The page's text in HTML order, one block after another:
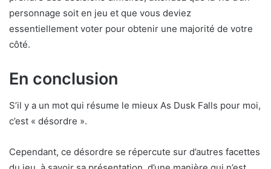
personnage soit en jeu et que vous deviez
essentiellement voter pour obtenir une majorité de votre
côté.
En conclusion
S’il y a un mot qui résume le mieux As Dusk Falls pour moi,
c’est « désordre ».
Cependant, ce désordre se répercute sur d’autres facettes